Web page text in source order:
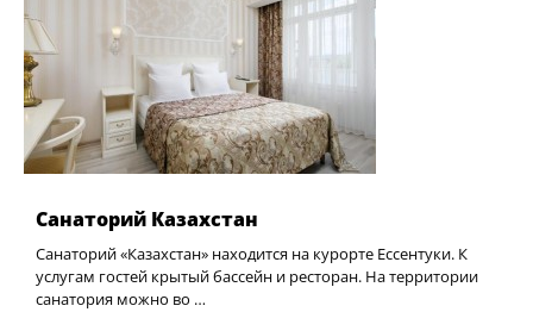
Санаторий Казахстан
Санаторий «Казахстан» находится на курорте Ессентуки. К
услугам гостей крытый бассейн и ресторан. На территории
санатория можно во …